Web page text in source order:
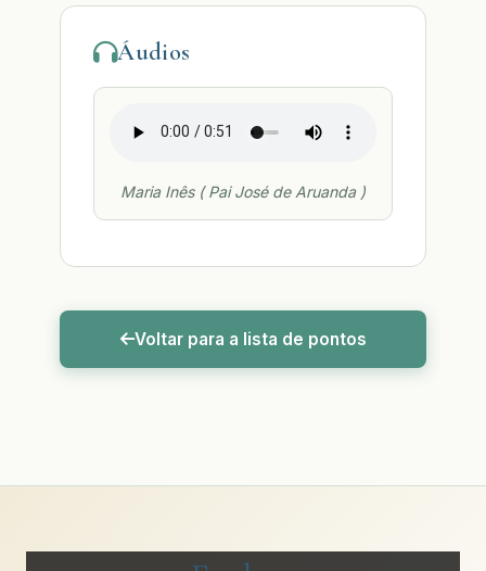
Áudios
Maria Inês ( Pai José de Aruanda )
Voltar para a lista de pontos